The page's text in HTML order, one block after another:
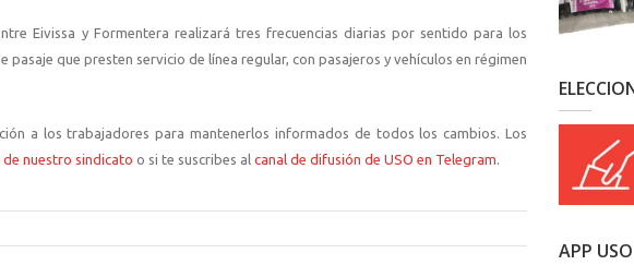
Eivissa y Formentera realizará tres frecuencias diarias por sentido para los
que presten servicio de línea regular, con pasajeros y vehículos en régimen
a los trabajadores para mantenerlos informados de todos los cambios. Los
de nuestro sindicato o si te suscribes al canal de difusión de USO en Telegram.
APP USO